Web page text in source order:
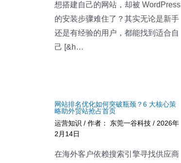
想搭建自己的网站，却被 WordPress
的安装步骤难住了？其实无论是新手
还是有经验的用户，都能找到适合自
己 [&h…
网站排名优化如何突破瓶颈？6 大核心策
略助外贸站抢占首页
运营知识 / 作者： 东莞一谷科技 / 2026年
2月14日
在海外客户依赖搜索引擎寻找供应商